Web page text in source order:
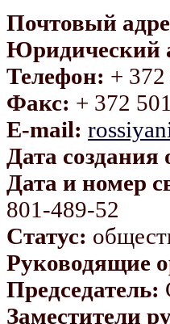
Почтовый
Юридический
Телефон: + 372
Факс: + 372
E-mail:
Дата создания
Дата и номер
801-489-52
Статус:
Руководящие
Председатель:
Заместители